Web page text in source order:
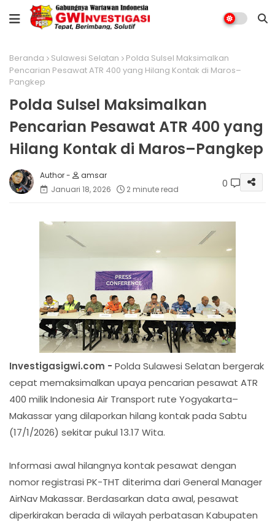
Beranda Sulawesi Selatan
Polda Sulsel Maksimalkan
Pencarian Pesawat ATR 400 yang Hilang Kontak di Maros–
Pangkep
Polda Sulsel Maksimalkan
Pencarian Pesawat ATR 400 yang
Hilang Kontak di Maros–Pangkep
amsar
Januari 18, 2026
2 minute read 0
Investigasigwi.com - Polda Sulawesi Selatan bergerak
cepat memaksimalkan upaya pencarian pesawat ATR
400 milik Indonesia Air Transport rute Yogyakarta–
Makassar yang dilaporkan hilang kontak pada Sabtu
(17/1/2026) sekitar pukul 13.17 Wita.
Informasi awal hilangnya kontak pesawat dengan
nomor registrasi PK-THT diterima dari General Manager
AirNav Makassar. Berdasarkan data awal, pesawat
diperkirakan berada di wilayah perbatasan Kabupaten